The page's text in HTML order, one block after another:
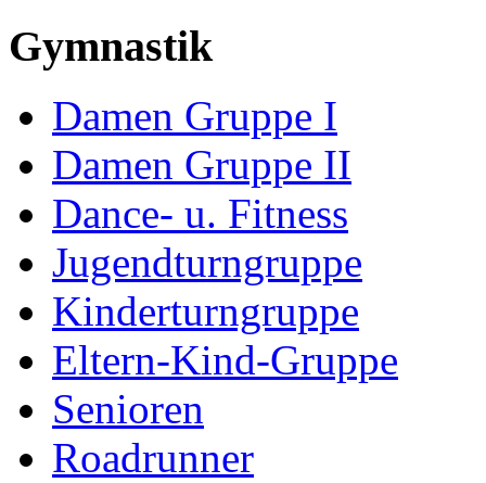
Gymnastik
Damen Gruppe I
Damen Gruppe II
Dance- u. Fitness
Jugendturngruppe
Kinderturngruppe
Eltern-Kind-Gruppe
Senioren
Roadrunner